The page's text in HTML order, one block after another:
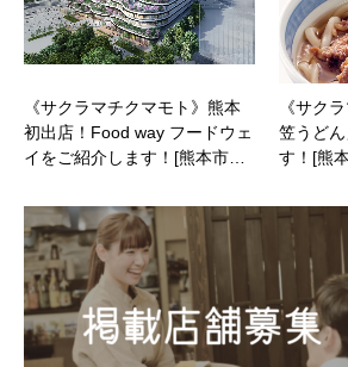
《サクラマチクマモト》熊本
初出店！Food way フードウェ
イをご紹介します！[熊本市…
《サク
笠うど
す！[熊